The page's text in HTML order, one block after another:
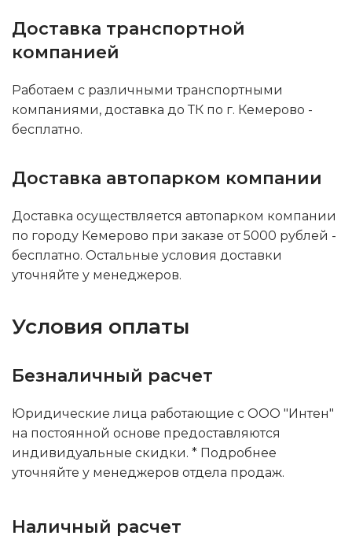
Доставка транспортной
компанией
Работаем с различными транспортными
компаниями, доставка до ТК по г. Кемерово -
бесплатно.
Доставка автопарком компании
Доставка осуществляется автопарком компании
по городу Кемерово при заказе от 5000 рублей -
бесплатно. Остальные условия доставки
уточняйте у менеджеров.
Условия оплаты
Безналичный расчет
Юридические лица работающие с ООО "Интен"
на постоянной основе предоставляются
индивидуальные скидки. * Подробнее
уточняйте у менеджеров отдела продаж.
Наличный расчет